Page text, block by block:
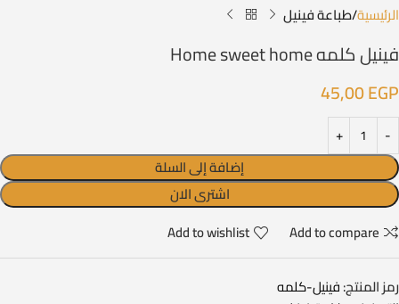
الرئيسية طباعة فينيل
فينيل كلمه Home sweet home
45,00EGP
إضافة إلى السلة
اشترى الان
Add to compare
Add to wishlist
رمز المنتج:فينيل-كلمه